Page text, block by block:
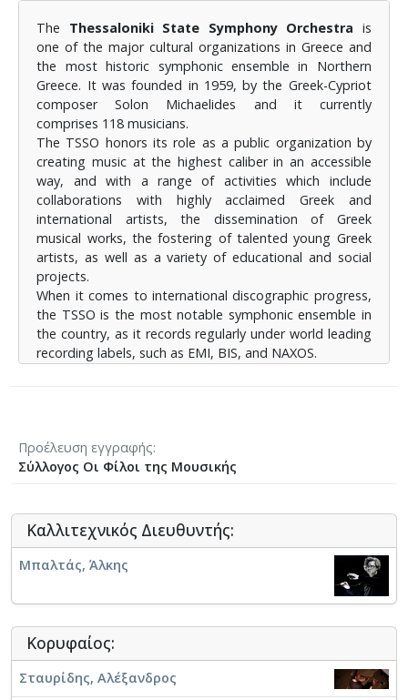
The Thessaloniki State Symphony Orchestra is
one of the major cultural organizations in Greece and
the most historic symphonic ensemble in Northern
Greece. It was founded in 1959, by the Greek-Cypriot
composer Solon Michaelides and it currently
comprises 118 musicians.
The TSSO honors its role as a public organization by
creating music at the highest caliber in an accessible
way, and with a range of activities which include
collaborations with highly acclaimed Greek and
international artists, the dissemination of Greek
musical works, the fostering of talented young Greek
artists, as well as a variety of educational and social
projects.
When it comes to international discographic progress,
the TSSO is the most notable symphonic ensemble in
the country, as it records regularly under world leading
recording labels, such as EMI, BIS, and NAXOS.
Προέλευση εγγραφής
Σύλλογος Οι Φίλοι της Μουσικής
Καλλιτεχνικός Διευθυντής:
Μπαλτάς, Άλκης
Κορυφαίος:
Σταυρίδης, Αλέξανδρος